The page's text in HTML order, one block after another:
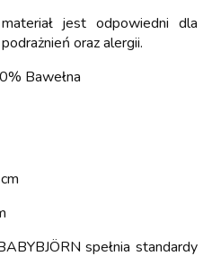
jest odpowiedni dla
oraz alergii.
Bawełna
spełnia standardy